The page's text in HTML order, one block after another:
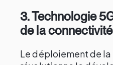
3.Technologie
de la connectivité
Le déploiement de